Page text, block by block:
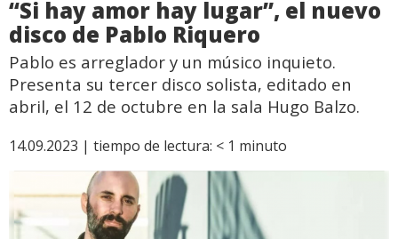
“Si hay amor hay lugar”, el nuevo
disco de Pablo Riquero
Pablo es arreglador y un músico inquieto.
Presenta su tercer disco solista, editado en
abril, el 12 de octubre en la sala Hugo Balzo.
14.09.2023 | tiempo de lectura: < 1 minuto